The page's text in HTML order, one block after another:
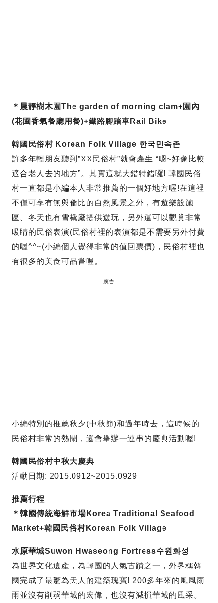
＊晨靜樹木園The garden of morning clam+園內
(花圃香氣餐廳用餐)+鐵路腳踏車Rail Bike
韓國民俗村 Korean Folk Village 한국민속촌
許多年輕朋友聽到”XX民俗村”就會產生 “嗯~好像比較
適合老人去的地方”。其實這就大錯特錯囉! 韓國民俗
村一直都是小編本人非常推薦的一個好地方喔!在這裡
不僅可享有無與倫比的自然風景之外，有遊樂設施
區、冬天也有雪橇廠提供遊玩，另外還可以觀賞非常
吸睛的民俗表演(民俗村裡的表演都是不需要另外付費
的喔^^~(小編個人覺得非常的值回票價)，民俗村裡也
有很多的美食可品嘗喔。
廣告
小編特別的推薦秋夕(中秋節)和過年時去，這時候的
民俗村非常的熱鬧，還會舉辦一連串的慶典活動喔!
韓國民俗村中秋大慶典
活動日期: 2015.0912~2015.0929
推薦行程
＊韓國傳統海鮮市場Korea Traditional Seafood
Market+韓國民俗村Korean Folk Village
水原華城Suwon Hwaseong Fortress수원화성
為世界文化遺產，為韓國的人氣古蹟之一，外界稱韓
國完成了最驚為天人的建築瑰寶! 200多年來的風風雨
雨並沒有削弱華城的宏偉，也沒有減損華城的風采。